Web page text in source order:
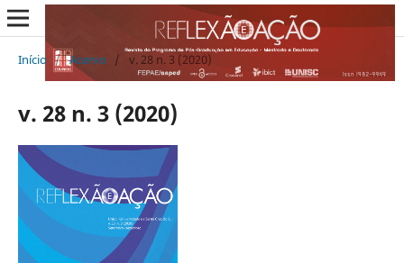
Início / Acervo / v. 28 n. 3 (2020)
v. 28 n. 3 (2020)